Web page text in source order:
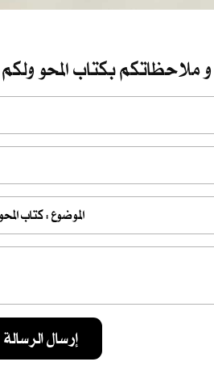
ملاحظاتكم بكتاب المحو
إرسال الرسالة